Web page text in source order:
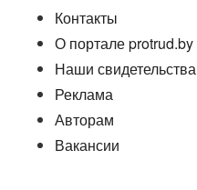
Контакты
О портале protrud.by
Наши свидетельства
Реклама
Авторам
Вакансии